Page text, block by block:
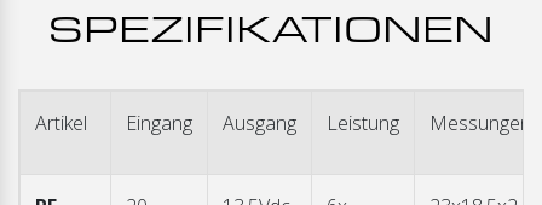
SPEZIFIKATIONEN
Artikel Eingang Ausgang Leistung Messungen